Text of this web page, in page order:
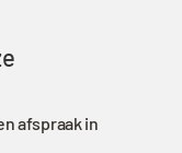
afspraak in